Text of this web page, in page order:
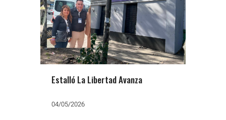
Estalló La Libertad Avanza
04/05/2026